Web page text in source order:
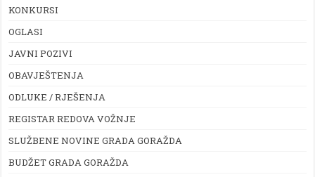
KONKURSI
OGLASI
JAVNI POZIVI
OBAVJEŠTENJA
ODLUKE / RJEŠENJA
REGISTAR REDOVA VOŽNJE
SLUŽBENE NOVINE GRADA GORAŽDA
BUDŽET GRADA GORAŽDA